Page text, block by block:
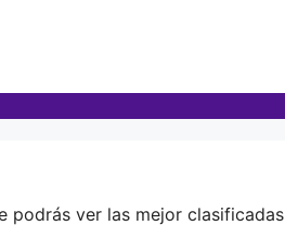
podrás ver las mejor clasificadas